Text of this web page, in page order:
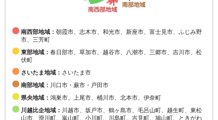
南西部地域： 朝霞市、志木市、和光市、新座市、富士見市、ふじみ野
市、三芳町
東部地域： 春日部市、草加市、越谷市、八潮市、三郷市、吉川市、松
伏町
さいたま地域： さいたま市
南部地域： 川口市・蕨市・戸田市
県央地域： 鴻巣市、上尾市、桶川市、北本市、伊奈町
川越比企地域： 川越市、坂戸市、鶴ヶ島市、毛呂山町、越生町、東松
山市、滑川町、嵐山町、小川町、川島町、吉見町、鳩山町、ときがわ